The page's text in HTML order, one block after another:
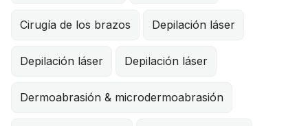
Cirugía de los brazos Depilación láser
Depilación láser Depilación láser
Dermoabrasión & microdermoabrasión